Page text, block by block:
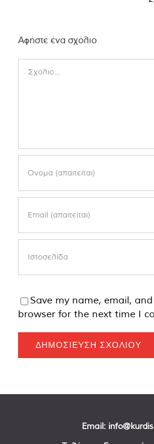
Αφήστε ένα σχόλιο
Save my name, email,
browser for the next time I
Email: